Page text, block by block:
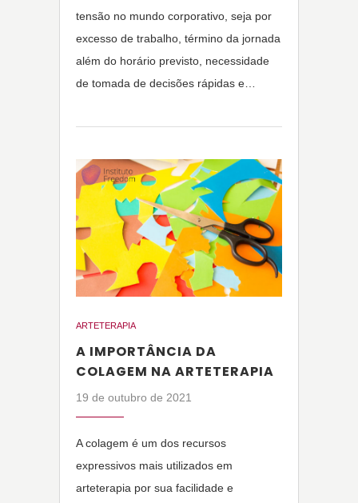
tensão no mundo corporativo, seja por
excesso de trabalho, término da jornada
além do horário previsto, necessidade
de tomada de decisões rápidas e…
ARTETERAPIA
A IMPORTÂNCIA DA
COLAGEM NA ARTETERAPIA
19 de outubro de 2021
A colagem é um dos recursos
expressivos mais utilizados em
arteterapia por sua facilidade e